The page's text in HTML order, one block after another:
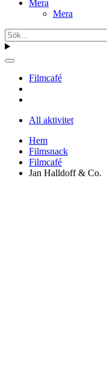
Mera
Mera
Filmcafé
All aktivitet
Hem
Filmsnack
Filmcafé
Jan Halldoff & Co.